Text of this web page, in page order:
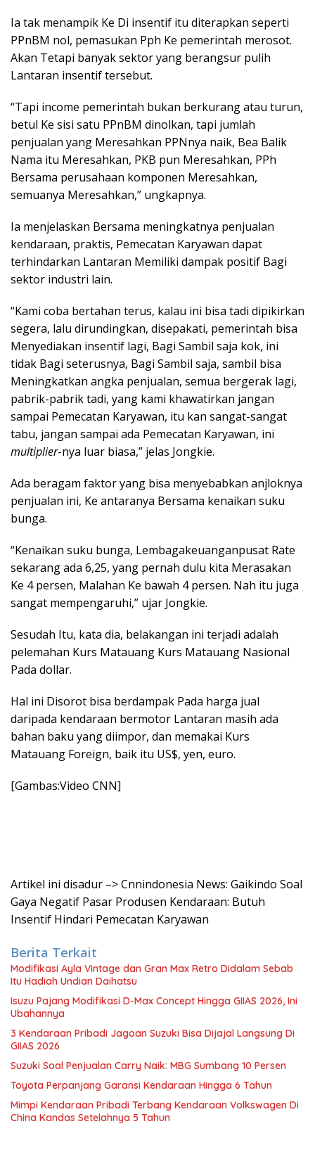
Ia tak menampik Ke Di insentif itu diterapkan seperti
PPnBM nol, pemasukan Pph Ke pemerintah merosot.
Akan Tetapi banyak sektor yang berangsur pulih
Lantaran insentif tersebut.
“Tapi income pemerintah bukan berkurang atau turun,
betul Ke sisi satu PPnBM dinolkan, tapi jumlah
penjualan yang Meresahkan PPNnya naik, Bea Balik
Nama itu Meresahkan, PKB pun Meresahkan, PPh
Bersama perusahaan komponen Meresahkan,
semuanya Meresahkan,” ungkapnya.
Ia menjelaskan Bersama meningkatnya penjualan
kendaraan, praktis, Pemecatan Karyawan dapat
terhindarkan Lantaran Memiliki dampak positif Bagi
sektor industri lain.
“Kami coba bertahan terus, kalau ini bisa tadi dipikirkan
segera, lalu dirundingkan, disepakati, pemerintah bisa
Menyediakan insentif lagi, Bagi Sambil saja kok, ini
tidak Bagi seterusnya, Bagi Sambil saja, sambil bisa
Meningkatkan angka penjualan, semua bergerak lagi,
pabrik-pabrik tadi, yang kami khawatirkan jangan
sampai Pemecatan Karyawan, itu kan sangat-sangat
tabu, jangan sampai ada Pemecatan Karyawan, ini
multiplier-nya luar biasa,” jelas Jongkie.
Ada beragam faktor yang bisa menyebabkan anjloknya
penjualan ini, Ke antaranya Bersama kenaikan suku
bunga.
“Kenaikan suku bunga, Lembagakeuanganpusat Rate
sekarang ada 6,25, yang pernah dulu kita Merasakan
Ke 4 persen, Malahan Ke bawah 4 persen. Nah itu juga
sangat mempengaruhi,” ujar Jongkie.
Sesudah Itu, kata dia, belakangan ini terjadi adalah
pelemahan Kurs Matauang Kurs Matauang Nasional
Pada dollar.
Hal ini Disorot bisa berdampak Pada harga jual
daripada kendaraan bermotor Lantaran masih ada
bahan baku yang diimpor, dan memakai Kurs
Matauang Foreign, baik itu US$, yen, euro.
[Gambas:Video CNN]
Artikel ini disadur –> Cnnindonesia News: Gaikindo Soal
Gaya Negatif Pasar Produsen Kendaraan: Butuh
Insentif Hindari Pemecatan Karyawan
Berita Terkait
Modifikasi Ayla Vintage dan Gran Max Retro Didalam Sebab
Itu Hadiah Undian Daihatsu
Isuzu Pajang Modifikasi D-Max Concept Hingga GIIAS 2026, Ini
Ubahannya
3 Kendaraan Pribadi Jagoan Suzuki Bisa Dijajal Langsung Di
GIIAS 2026
Suzuki Soal Penjualan Carry Naik: MBG Sumbang 10 Persen
Toyota Perpanjang Garansi Kendaraan Hingga 6 Tahun
Mimpi Kendaraan Pribadi Terbang Kendaraan Volkswagen Di
China Kandas Setelahnya 5 Tahun